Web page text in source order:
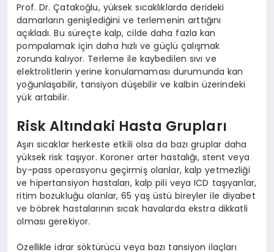
Prof. Dr. Çatakoğlu, yüksek sıcaklıklarda derideki
damarların genişlediğini ve terlemenin arttığını
açıkladı. Bu süreçte kalp, cilde daha fazla kan
pompalamak için daha hızlı ve güçlü çalışmak
zorunda kalıyor. Terleme ile kaybedilen sıvı ve
elektrolitlerin yerine konulamaması durumunda kan
yoğunlaşabilir, tansiyon düşebilir ve kalbin üzerindeki
yük artabilir.
Risk Altındaki Hasta Grupları
Aşırı sıcaklar herkeste etkili olsa da bazı gruplar daha
yüksek risk taşıyor. Koroner arter hastalığı, stent veya
by-pass operasyonu geçirmiş olanlar, kalp yetmezliği
ve hipertansiyon hastaları, kalp pili veya ICD taşıyanlar,
ritim bozukluğu olanlar, 65 yaş üstü bireyler ile diyabet
ve böbrek hastalarının sıcak havalarda ekstra dikkatli
olması gerekiyor.
Özellikle idrar söktürücü veya bazı tansiyon ilaçları